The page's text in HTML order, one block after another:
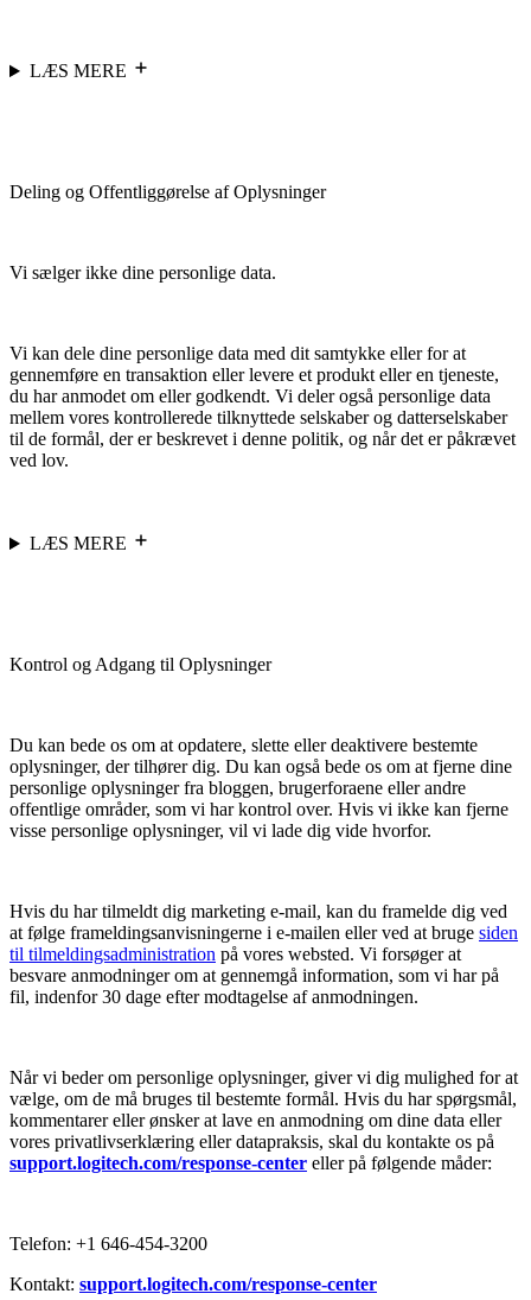
LÆS MERE
Deling og Offentliggørelse af Oplysninger
Vi sælger ikke dine personlige data.
Vi kan dele dine personlige data med dit samtykke eller for at
gennemføre en transaktion eller levere et produkt eller en tjeneste,
du har anmodet om eller godkendt. Vi deler også personlige data
mellem vores kontrollerede tilknyttede selskaber og datterselskaber
til de formål, der er beskrevet i denne politik, og når det er påkrævet
ved lov.
LÆS MERE
Kontrol og Adgang til Oplysninger
Du kan bede os om at opdatere, slette eller deaktivere bestemte
oplysninger, der tilhører dig. Du kan også bede os om at fjerne dine
personlige oplysninger fra bloggen, brugerforaene eller andre
offentlige områder, som vi har kontrol over. Hvis vi ikke kan fjerne
visse personlige oplysninger, vil vi lade dig vide hvorfor.
Hvis du har tilmeldt dig marketing e-mail, kan du framelde dig ved
at følge frameldingsanvisningerne i e-mailen eller ved at bruge siden
til tilmeldingsadministration på vores websted. Vi forsøger at
besvare anmodninger om at gennemgå information, som vi har på
fil, indenfor 30 dage efter modtagelse af anmodningen.
Når vi beder om personlige oplysninger, giver vi dig mulighed for at
vælge, om de må bruges til bestemte formål. Hvis du har spørgsmål,
kommentarer eller ønsker at lave en anmodning om dine data eller
vores privatlivserklæring eller datapraksis, skal du kontakte os på
support.logitech.com/response-center eller på følgende måder:
Telefon: +1 646-454-3200
Kontakt: support.logitech.com/response-center